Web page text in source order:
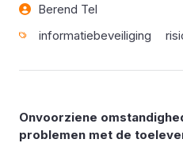
Berend Tel
informatiebeveiliging
Onvoorziene
problemen met de